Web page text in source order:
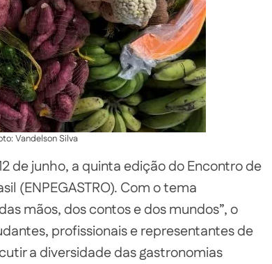
Vandelson Silva
de junho, a quinta edição do Encontro de
(ENPEGASTRO). Com o tema
mãos, dos contos e dos mundos”, o
profissionais e representantes de
a diversidade das gastronomias